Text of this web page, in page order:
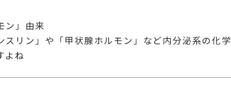
ン」由来
スリン」や「甲状腺ホルモン」など内分泌系の化学
よね